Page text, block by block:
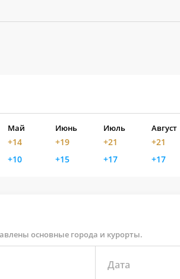
Май Июнь Июль Август
+14 +19 +21 +21
+10 +15 +17 +17
основные города и курорты.
Дата